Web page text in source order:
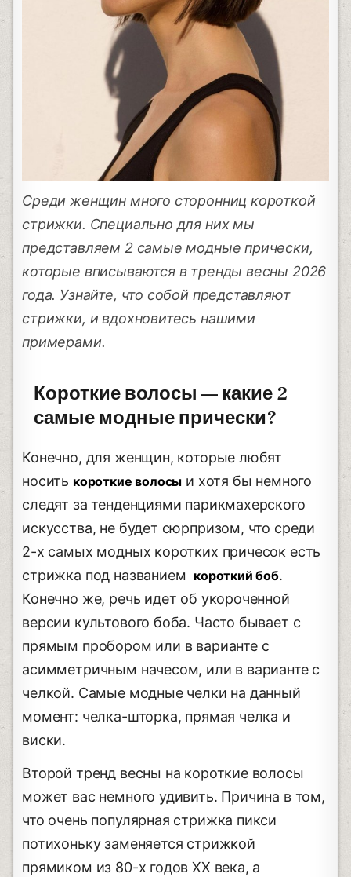
Среди женщин много сторонниц короткой
стрижки. Специально для них мы
представляем 2 самые модные прически,
которые вписываются в тренды весны 2026
года. Узнайте, что собой представляют
стрижки, и вдохновитесь нашими
примерами.
Короткие волосы — какие 2
самые модные прически?
Конечно, для женщин, которые любят
носить короткие волосы и хотя бы немного
следят за тенденциями парикмахерского
искусства, не будет сюрпризом, что среди
2-х самых модных коротких причесок есть
стрижка под названием короткий боб.
Конечно же, речь идет об укороченной
версии культового боба. Часто бывает с
прямым пробором или в варианте с
асимметричным начесом, или в варианте с
челкой. Самые модные челки на данный
момент: челка-шторка, прямая челка и
виски.
Второй тренд весны на короткие волосы
может вас немного удивить. Причина в том,
что очень популярная стрижка пикси
потихоньку заменяется стрижкой
прямиком из 80-х годов ХХ века, а